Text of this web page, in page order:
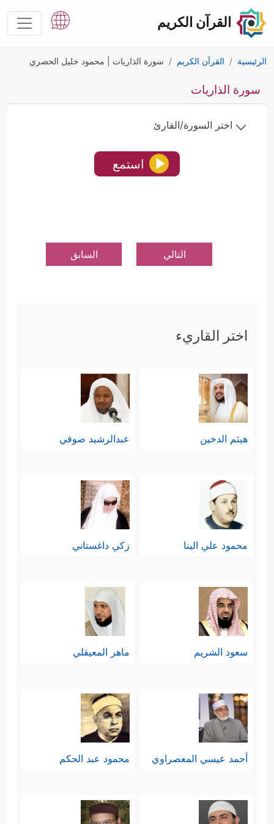
القرآن الكريم
الرئيسية القرآن الكريم سورة الذاريات | محمود خليل الحصري
سورة الذاريات
اختر السورة/القارئ
استمع
التالي السابق
اختر القاريء
هيثم الدخين عبدالرشيد صوفي
محمود علي البنا زكي داغستاني
سعود الشريم ماهر المعيقلي
أحمد عيسي المعصراوي محمود عبد الحكم